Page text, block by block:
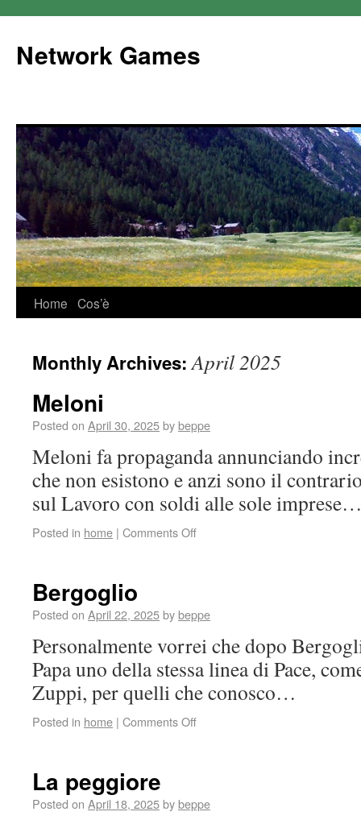
Network Games
Home Cos’è
Monthly Archives:April 2025
Meloni
Posted on April 30, 2025bybeppe
Meloni fa propaganda annunciando
che non esistono e anzi sono il
sul Lavoro con soldi alle sole
Posted in home | Comments Off
Bergoglio
Posted on April 22, 2025bybeppe
Personalmente vorrei che dopo
Papa uno della stessa linea di Pace,
Zuppi, per quelli che conosco…
Posted in home | Comments Off
La peggiore
Posted on April 18, 2025bybeppe